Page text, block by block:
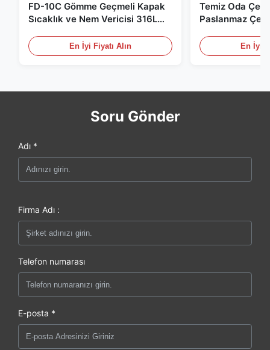
FD-10C Gömme Geçmeli Kapak
Sıcaklık ve Nem Vericisi 316L
En İyi Fiyatı Alın
Temiz Oda
Paslanmaz
için
En İyi
Soru Gönder
Adı *
Firma Adı :
Telefon numarası
E-posta *